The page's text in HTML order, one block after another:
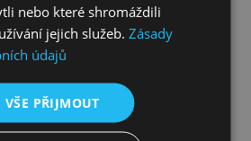
vhodné pro olej a akryl. Jsou výjimečné
a exkluzivním vzhledem.
(kočičí jazýček), bezešvé
lakovaná rukojeť se zlatou špičkou
nebo které shromáždili
jejich služeb.Zásady
údajů
VŠE PŘIJMOUT